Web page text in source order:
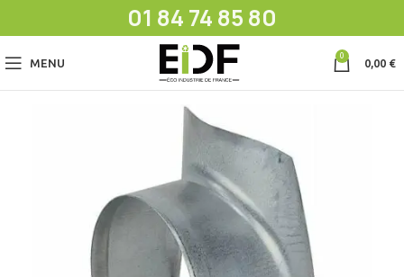
01 84 74 85 80
MENU
0
0,00 €